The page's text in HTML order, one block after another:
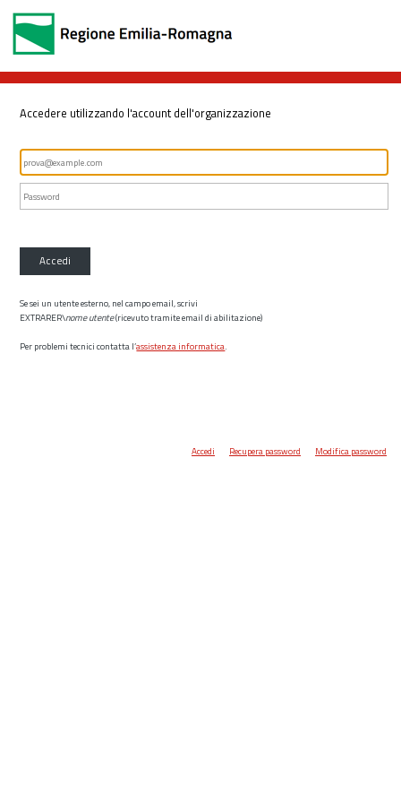
Accedere utilizzando l'account dell'organizzazione
Accedi
Se sei un utente esterno, nel campo email, scrivi
EXTRARER\nome utente(ricevuto tramite email di abilitazione)
Per problemi tecnici contatta l’assistenza informatica.
Accedi Recupera password Modifica password